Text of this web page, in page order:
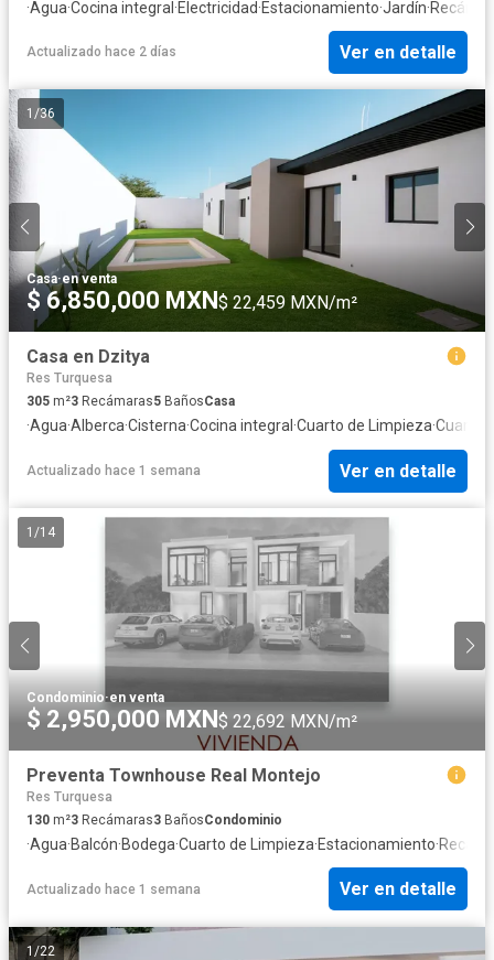
·Agua·Cocina integral·Electricidad·Estacionamiento·Jardín·
Actualizado hace 2 días Ver en detalle
1 /36
Casa·en venta
$ 6,850,000 MXN $ 22,459 MXN/m²
Casa en Dzitya
Res Turquesa
305 m²3 Recámaras5 BañosCasa
·Agua·Alberca·Cisterna·Cocina integral ·Cuarto de Limpieza·Cuarto
Actualizado hace 1 semana Ver en detalle
1 /14
Condominio·en venta
$ 2,950,000 MXN$ 22,692 MXN/m²
Preventa Townhouse Real Montejo
Res Turquesa
130 m²3 Recámaras3 BañosCondominio
·Agua·Balcón·Bodega·Cuarto de Limpieza·Estacionamiento·
Actualizado hace 1 semana Ver en detalle
1 /22